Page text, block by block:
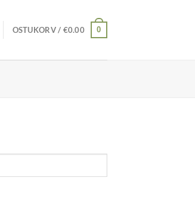
OSTUKORV / €0.00 0